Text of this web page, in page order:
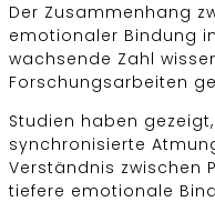
Der Zusammenhang
emotionaler Bindung
wachsende Zahl
Forschungsarbeiten
Studien haben
synchronisierte
Verständnis zwischen
tiefere emotionale